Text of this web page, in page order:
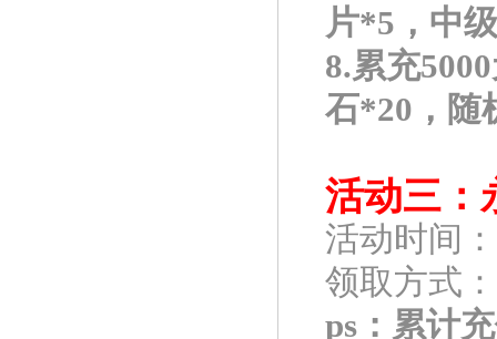
片*5，中
8.累充
石*20，随
活动三：
活动时间
领取方式：
ps：累计